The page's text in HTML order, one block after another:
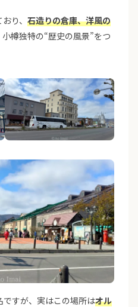
り、 石造りの倉庫、洋風の
小樽独特の“歴史の風景”をつ
すが、実はこの場所はオル